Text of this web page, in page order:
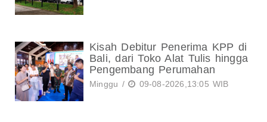
Kisah Debitur Penerima KPP di
Bali, dari Toko Alat Tulis hingga
Pengembang Perumahan
Minggu / 09-08-2026,13:05 WIB